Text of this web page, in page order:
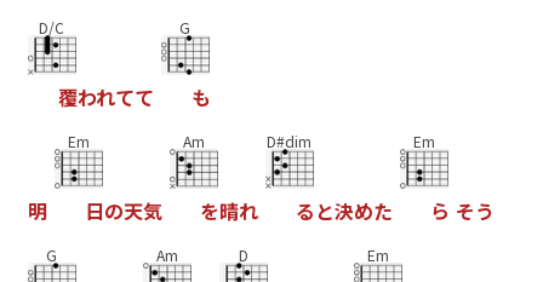
D/C
覆われてて
G
も
明
Em
日の天気
Am
を晴れ
D#dim
る と決めた
Em
ら そう
G Am D Em